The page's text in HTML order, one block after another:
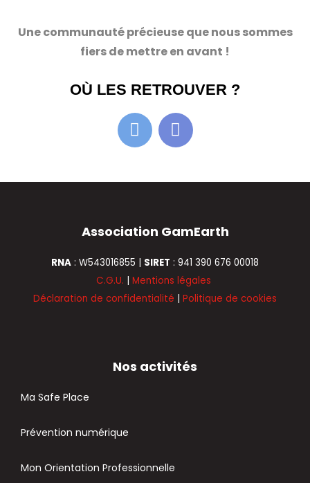
Une communauté précieuse que nous sommes
fiers de mettre en avant !
OÙ LES RETROUVER ?
H
m
-
l
e
D
i
s
o
Association GamEarth
RNA : W543016855 | SIRET : 941 390 676 00018
C.G.U. | Mentions légales
Déclaration de confidentialité | Politique de cookies
Nos activités
Ma Safe Place
Prévention numérique
Mon Orientation Professionnelle